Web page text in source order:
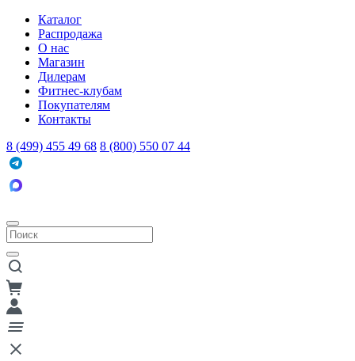
Каталог
Распродажа
О нас
Магазин
Дилерам
Фитнес-клубам
Покупателям
Контакты
8 (499) 455 49 68 8 (800) 550 07 44